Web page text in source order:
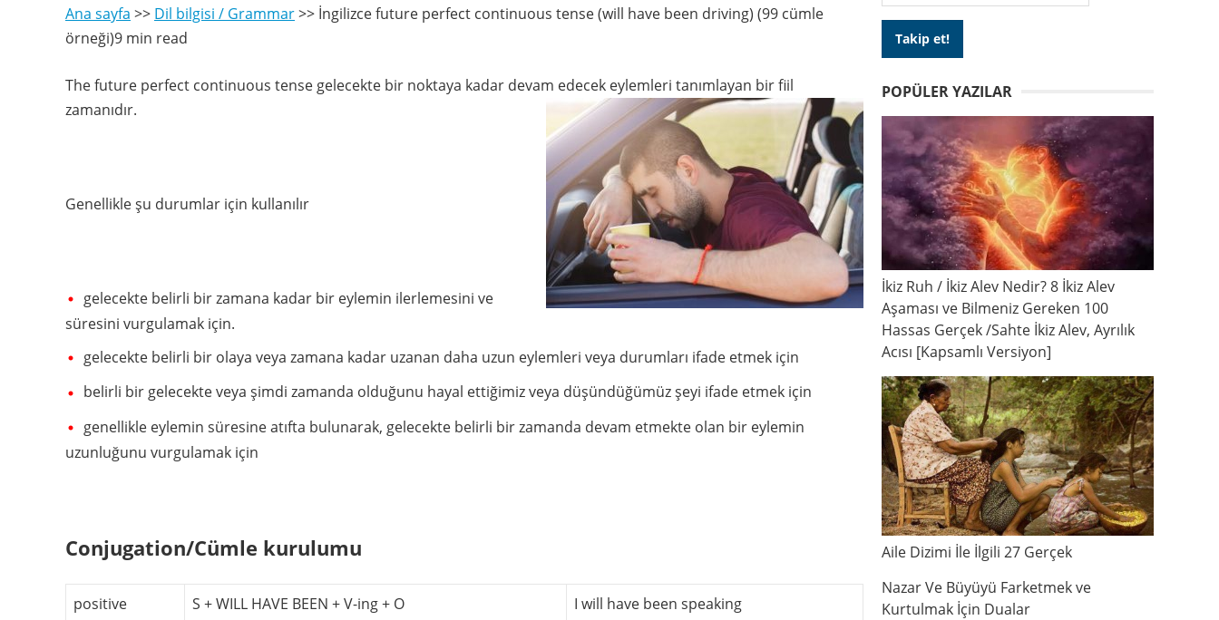
Ana sayfa >> Dil bilgisi / Grammar>> İngilizce future perfect continuous tense (will have been driving) (99 cümle
örneği)9 min read
The future perfect continuous tense gelecekte bir noktaya kadar devam edecek eylemleri tanımlayan bir fiil
zamanıdır.
Genellikle şu durumlar için kullanılır
gelecekte belirli bir zamana kadar bir eylemin ilerlemesini ve
süresini vurgulamak için.
gelecekte belirli bir olaya veya zamana kadar uzanan daha uzun eylemleri veya durumları ifade etmek için
belirli bir gelecekte veya şimdi zamanda olduğunu hayal ettiğimiz veya düşündüğümüz şeyi ifade etmek için
genellikle eylemin süresine atıfta bulunarak, gelecekte belirli bir zamanda devam etmekte olan bir eylemin
uzunluğunu vurgulamak için
Conjugation/Cümle kurulumu
positive S + WILL HAVE BEEN + V-ing + O
I will have been speaking
POPÜLER YAZILAR
İkiz Ruh / İkiz Alev Nedir? 8 İkiz Alev
Aşaması ve Bilmeniz Gereken 100
Hassas Gerçek /Sahte İkiz Alev, Ayrılık
Acısı [Kapsamlı Versiyon]
Aile Dizimi İle İlgili 27 Gerçek
Nazar Ve Büyüyü Farketmek ve
Kurtulmak İçin Dualar